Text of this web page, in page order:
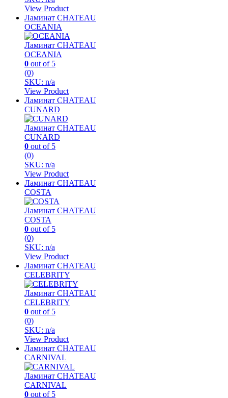
View Product
Ламинат CHATEAU
OCEANIA
Ламинат CHATEAU
OCEANIA
0 out of 5
(0)
SKU: n/a
View Product
Ламинат CHATEAU
CUNARD
Ламинат CHATEAU
CUNARD
0 out of 5
(0)
SKU: n/a
View Product
Ламинат CHATEAU
COSTA
Ламинат CHATEAU
COSTA
0 out of 5
(0)
SKU: n/a
View Product
Ламинат CHATEAU
CELEBRITY
Ламинат CHATEAU
CELEBRITY
0 out of 5
(0)
SKU: n/a
View Product
Ламинат CHATEAU
CARNIVAL
Ламинат CHATEAU
CARNIVAL
0 out of 5